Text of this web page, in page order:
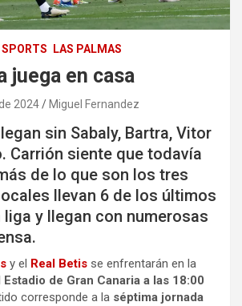
SPORTS LAS PALMAS
juega en casa
2024 Miguel Fernandez
sin Sabaly, Bartra, Vitor
Carrión siente que todavía
de lo que son los tres
llevan 6 de los últimos
liga y llegan con numerosas
y el Real Betis se enfrentarán en la
Estadio de Gran Canaria a las 18:00
corresponde a la séptima jornada